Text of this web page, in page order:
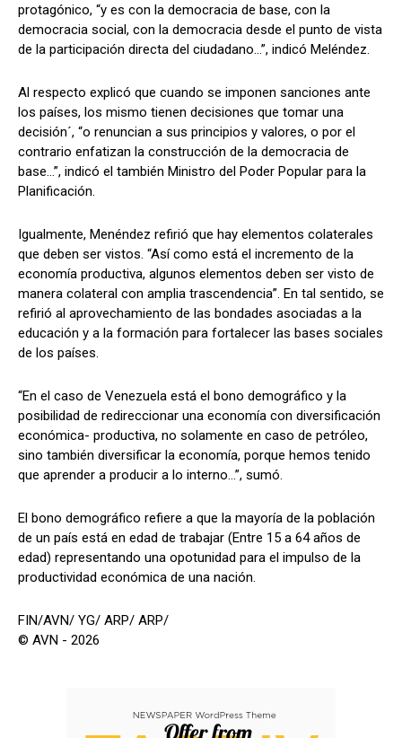
protagónico, “y es con la democracia de base, con la
democracia social, con la democracia desde el punto de vista
de la participación directa del ciudadano…”, indicó Meléndez.
Al respecto explicó que cuando se imponen sanciones ante
los países, los mismo tienen decisiones que tomar una
decisión´, “o renuncian a sus principios y valores, o por el
contrario enfatizan la construcción de la democracia de
base…”, indicó el también Ministro del Poder Popular para la
Planificación.
Igualmente, Menéndez refirió que hay elementos colaterales
que deben ser vistos. “Así como está el incremento de la
economía productiva, algunos elementos deben ser visto de
manera colateral con amplia trascendencia”. En tal sentido, se
refirió al aprovechamiento de las bondades asociadas a la
educación y a la formación para fortalecer las bases sociales
de los países.
“En el caso de Venezuela está el bono demográfico y la
posibilidad de redireccionar una economía con diversificación
económica- productiva, no solamente en caso de petróleo,
sino también diversificar la economía, porque hemos tenido
que aprender a producir a lo interno…”, sumó.
El bono demográfico refiere a que la mayoría de la población
de un país está en edad de trabajar (Entre 15 a 64 años de
edad) representando una opotunidad para el impulso de la
productividad económica de una nación.
FIN/AVN/ YG/ ARP/ ARP/
© AVN - 2026